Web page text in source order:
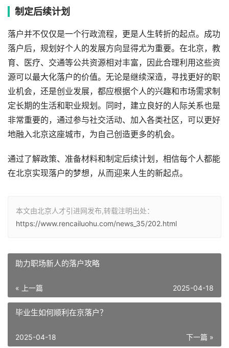
制定后续计划
落户并不仅仅是一个行政流程，更是人生转折的起点。成功
落户后，规划好个人的发展方向显得尤为重要。在北京，教
育、医疗、交通等公共资源相对丰富，因此合理利用这些资
源可以最大化落户的价值。无论是继续深造，寻找更好的职
业机会，还是创业发展，都应根据个人的兴趣和市场需求制
定长期的生活和职业规划。同时，建立良好的人际关系也是
非常重要的，通过参与社交活动、加入各类社区，可以更好
地融入北京这座城市，为自己创造更多的机会。
通过了解政策、准备材料和制定后续计划，相信每个人都能
在北京实现落户的梦想，从而迎来人生的新起点。
本文由北京人才引进网发布,转载注明出处：
https://www.rencailuohu.com/news_35/202.html
助力职场新人的落户攻略
« 上一篇 2025-04-18
毕业生如何顺利在京落户？
下一篇 »
2025-04-18